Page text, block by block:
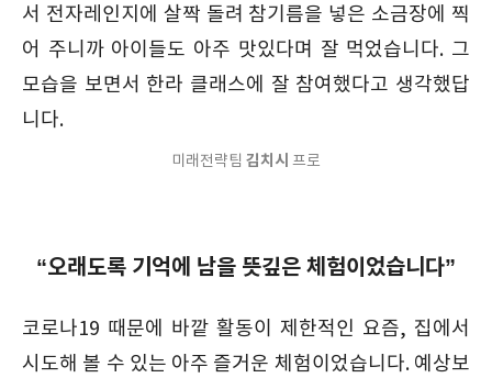
서 전자레인지에 살짝 돌려 참기름을 넣은 소금장에 찍
어 주니까 아이들도 아주 맛있다며 잘 먹었습니다. 그
모습을 보면서 한라 클래스에 잘 참여했다고 생각했답
니다.
미래전략팀 김치시 프로
“오래도록 기억에 남을 뜻깊은 체험이었습니다”
코로나19 때문에 바깥 활동이 제한적인 요즘, 집에서
시도해 볼 수 있는 아주 즐거운 체험이었습니다. 예상보